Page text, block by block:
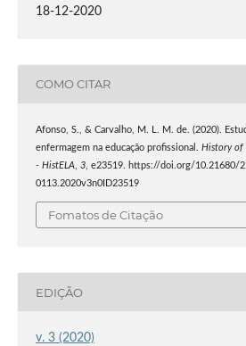
18-12-2020
COMO CITAR
Afonso, S., & Carvalho, M. L. M. de. (2020).
enfermagem na educação profissional. History of
- HistELA, 3, e23519. https://doi.org/10.21680/
0113.2020v3n0ID23519
Fomatos de Citação
EDIÇÃO
v. 3 (2020)